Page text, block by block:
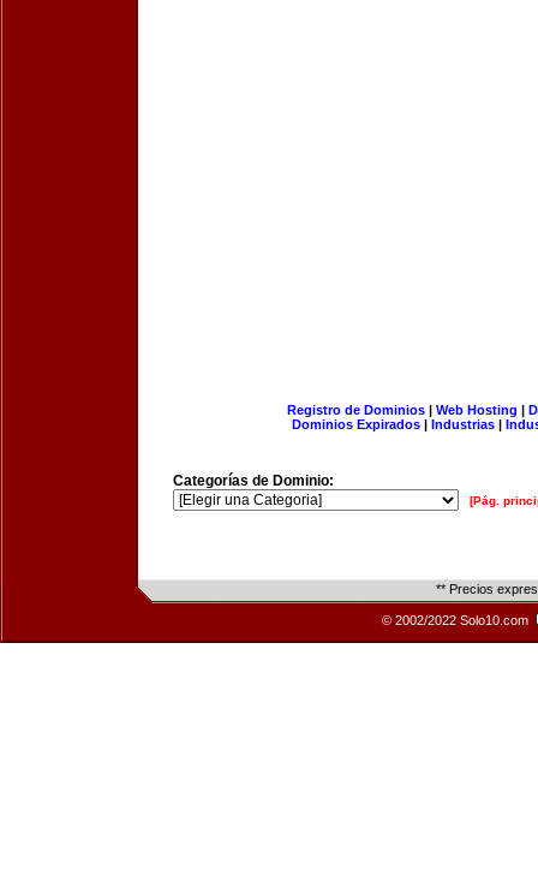
Registro de Dominios| Web Hosting |
Dominios Expirados | Industrias |
Categorías de Dominio:
[Pág.
** Precios
© 2002/2022 Solo10.com